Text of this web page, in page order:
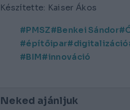
Készítette: Kaiser Ákos
PMSZ Benkei Sándor
építőipar
digitalizáció
BIM
innováció
Neked ajánljuk